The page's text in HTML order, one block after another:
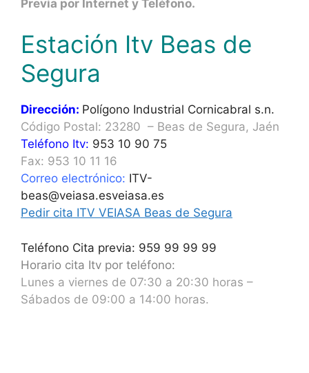
Previa por Internet y Teléfono.
Estación Itv Beas de
Segura
Dirección: Polígono Industrial Cornicabral s.n.
Código Postal: 23280 – Beas de Segura, Jaén
Teléfono Itv: 953 10 90 75
Fax: 953 10 11 16
Correo electrónico: ITV-
beas@veiasa.esveiasa.es
Pedir cita ITV VEIASA Beas de Segura
Teléfono Cita previa: 959 99 99 99
Horario cita Itv por teléfono:
Lunes a viernes de 07:30 a 20:30 horas –
Sábados de 09:00 a 14:00 horas.